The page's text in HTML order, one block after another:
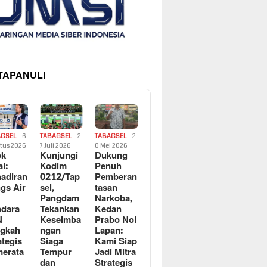
6
2026
Air
TABAGSEL
2
7 Juli 2026
Kunjungi
Kodim
0212/Tap
sel,
Pangdam
Tekankan
Keseimba
ngan
Siaga
Tempur
dan
TABAGSEL
2
0 Mei 2026
Dukung
Penuh
Pemberan
tasan
Narkoba,
Kedan
Prabo Nol
Lapan:
Kami Siap
Jadi Mitra
Strategis